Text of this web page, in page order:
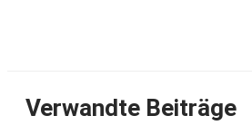
Verwandte Beiträge